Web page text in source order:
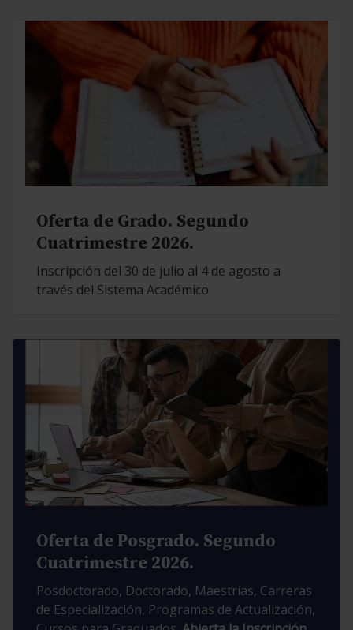
Oferta de Grado. Segundo
Cuatrimestre 2026.
Inscripción del 30 de julio al 4 de agosto a
través del Sistema Académico
Oferta de Posgrado. Segundo
Cuatrimestre 2026.
Posdoctorado, Doctorado, Maestrías, Carreras
de Especialización, Programas de Actualización,